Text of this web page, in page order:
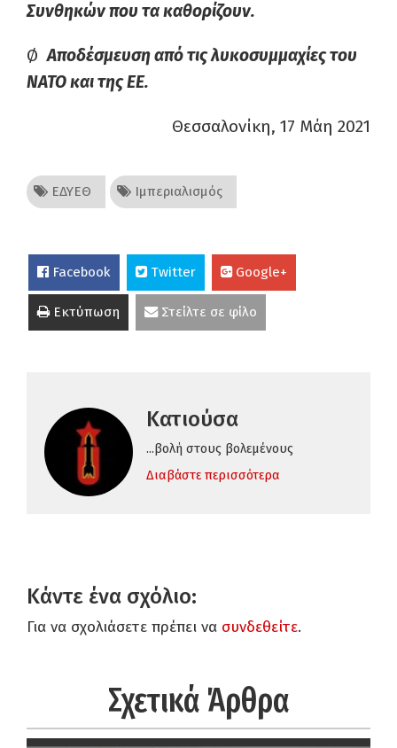
Συνθηκών που τα καθορίζουν.
ØΑποδέσμευση από τις λυκοσυμμαχίες του
ΝΑΤΟ και της ΕΕ.
Θεσσαλονίκη, 17 Μάη 2021
ΕΔΥΕΘ Ιμπεριαλισμός
Facebook Twitter Google+
Εκτύπωση Στείλτε σε φίλο
Κατιούσα
...βολή στους βολεμένους
Διαβάστε περισσότερα
Κάντε ένα σχόλιο:
Για να σχολιάσετε πρέπει να συνδεθείτε.
Σχετικά Άρθρα